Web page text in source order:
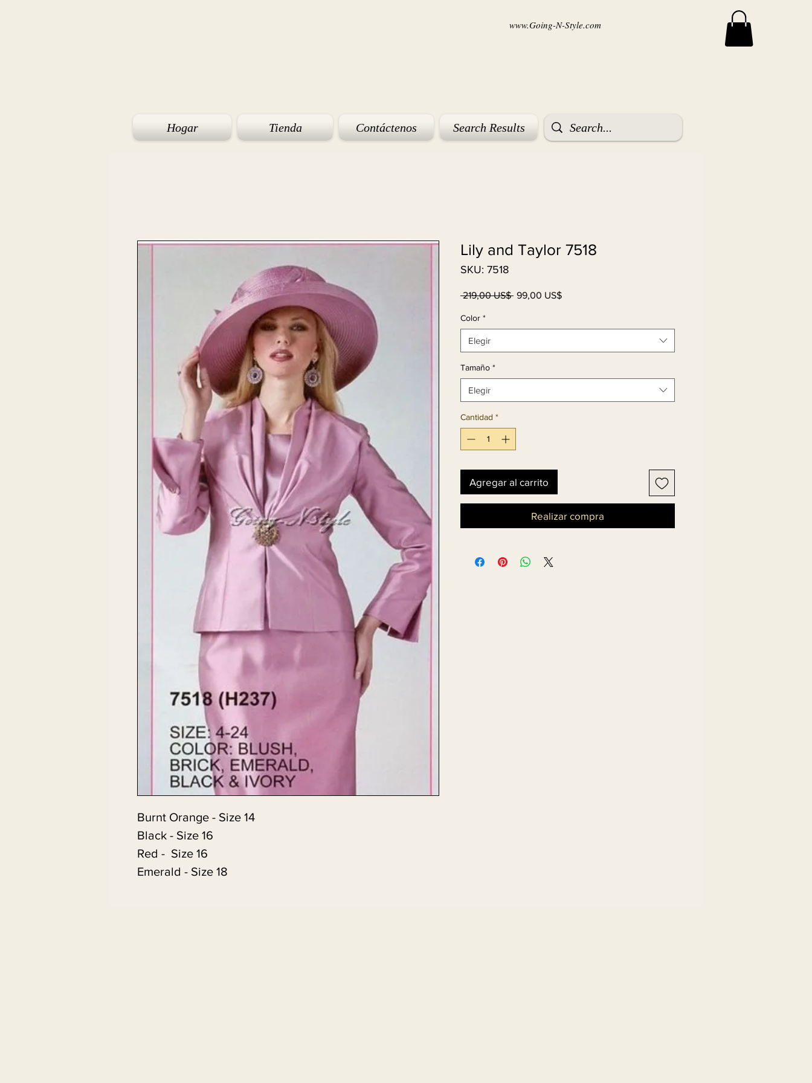
www.Going-N-Style.com
Hogar Tienda Contáctenos Search Results
Burnt Orange - Size 14
Black - Size 16
Red - Size 16
Emerald - Size 18
Lily and Taylor 7518
SKU: 7518
219,00 US$ Precio
99,00 US$Precio
Color *
Elegir
Tamaño *
Elegir
Cantidad *
Agregar al carrito
Realizar compra